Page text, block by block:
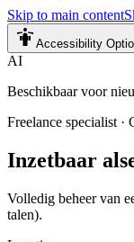
Skip to main content
Accessibility
AI
Beschikbaar voor
Freelance specialist ·
Inzetbaar als
Volledig beheer van
talen).